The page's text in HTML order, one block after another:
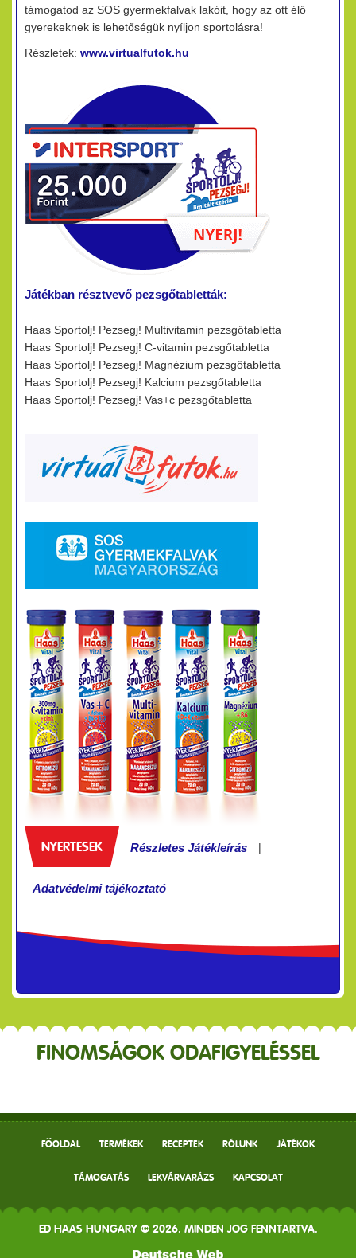
támogatod az SOS gyermekfalvak lakóit, hogy az ott élő
gyerekeknek is lehetőségük nyíljon sportolásra!
Részletek: www.virtualfutok.hu
Játékban résztvevő pezsgőtabletták:
Haas Sportolj! Pezsegj! Multivitamin pezsgőtabletta
Haas Sportolj! Pezsegj! C-vitamin pezsgőtabletta
Haas Sportolj! Pezsegj! Magnézium pezsgőtabletta
Haas Sportolj! Pezsegj! Kalcium pezsgőtabletta
Haas Sportolj! Pezsegj! Vas+c pezsgőtabletta
NYERTESEK Részletes Játékleírás |
Adatvédelmi tájékoztató
FINOMSÁGOK ODAFIGYELÉSSEL
FŐOLDAL TERMÉKEK RECEPTEK RÓLUNK JÁTÉKOK
TÁMOGATÁS LEKVÁRVARÁZS KAPCSOLAT
ED HAAS HUNGARY © 2026. MINDEN JOG FENNTARTVA.